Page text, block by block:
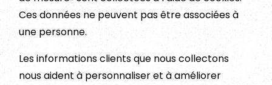
Ces données ne peuvent pas être associées à
une personne.
Les informations clients que nous collectons
nous aident à personnaliser et à améliorer